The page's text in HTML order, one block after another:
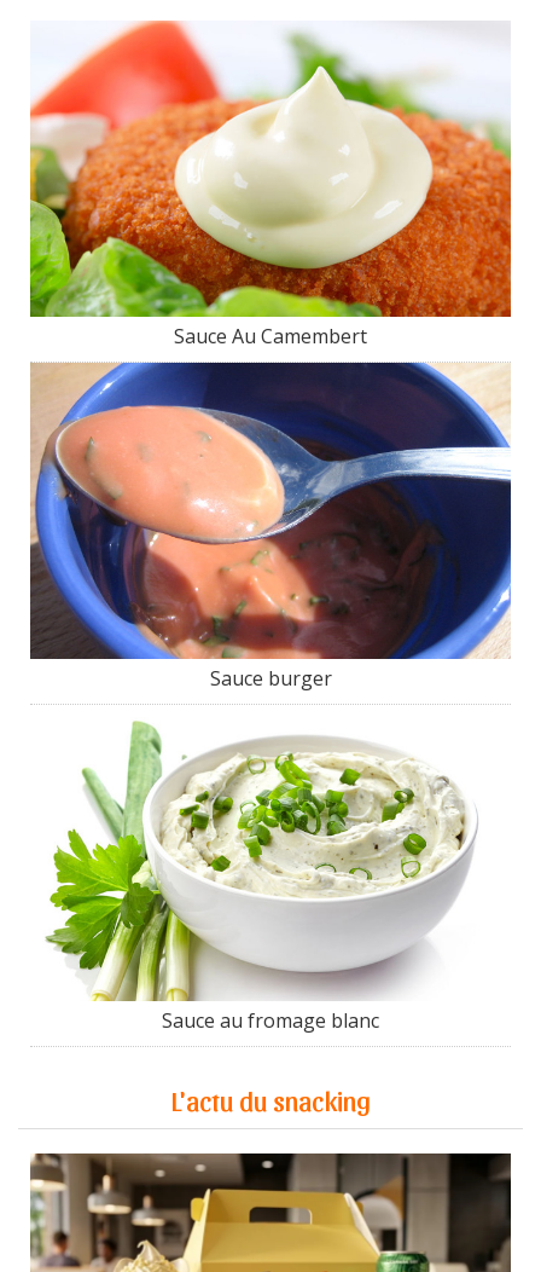
Sauce Au Camembert
Sauce burger
Sauce au fromage blanc
L'actu du snacking